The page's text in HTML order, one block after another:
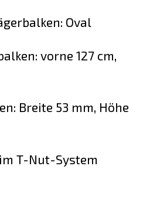
Oval
vorne 127 cm,
Breite 53 mm, Höhe
T-Nut-System